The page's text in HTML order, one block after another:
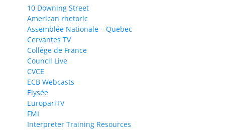
10 Downing Street
American rhetoric
Assemblée Nationale – Quebec
Cervantes TV
Collège de France
Council Live
CVCE
ECB Webcasts
Elysée
EuroparlTV
FMI
Interpreter Training Resources